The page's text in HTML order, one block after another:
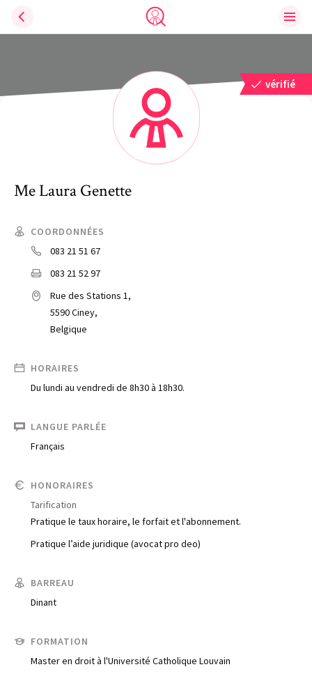
Trouve un avocat
MeLauraGenette
vérifié
COORDONNÉES
083 21 51 67
083 21 52 97
Rue des Stations 1,
5590 Ciney,
Belgique
HORAIRES
Du lundi au vendredi de 8h30 à 18h30.
LANGUE PARLÉE
Français
HONORAIRES
Tarification
Pratique le taux horaire, le forfait et l'abonnement.
Pratique l’aide juridique (avocat pro deo)
BARREAU
Dinant
FORMATION
Master en droit à l'Université Catholique Louvain